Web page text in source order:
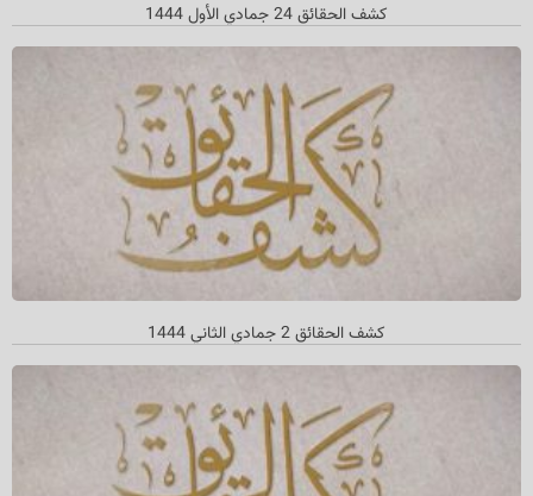
کشف الحقائق 24 جمادي الأول 1444
كشف الحقائق 2 جمادي الثاني 1444